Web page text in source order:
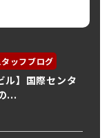
タッフブログ
ル】国際センタ
...